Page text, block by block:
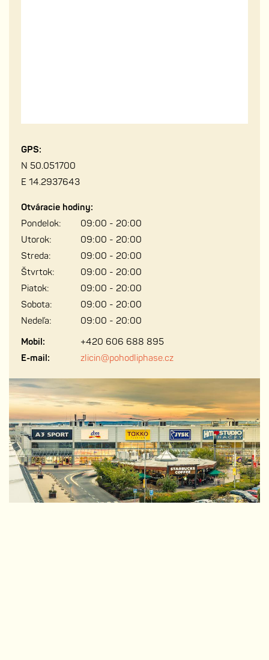
GPS:
N 50.051700
E 14.2937643
Otváracie hodiny:
Pondelok:
09:00 - 20:00
Utorok:
09:00 - 20:00
Streda:
09:00 - 20:00
Štvrtok:
09:00 - 20:00
Piatok:
09:00 - 20:00
Sobota:
09:00 - 20:00
Nedeľa:
09:00 - 20:00
Mobil:
+420 606 688 895
E-mail:
zlicin@pohodliphase.cz